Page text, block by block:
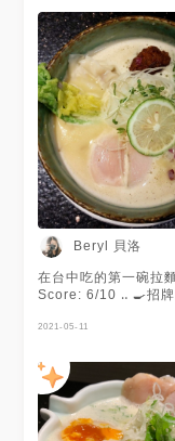
會想來嘗試其他口味
Beryl 貝洛
在台中吃的第一碗拉
Score: 6/10 ‥ 🍳招牌白金雞白
度：日本鹹度 🔸樸實版本
你「日本鹹度是台灣
喔！」但我本身可以
味，我覺得喝起來不
過於油膩，是好吃的
滑順，帶有一些些泡
2021-05-11